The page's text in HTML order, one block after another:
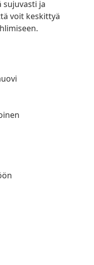
sujuvasti ja
voit keskittyä